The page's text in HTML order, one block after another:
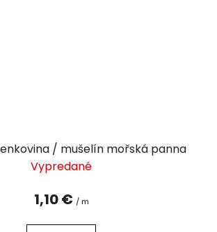
/ mušelín mořská panna
Vypredané
1,10 € / m